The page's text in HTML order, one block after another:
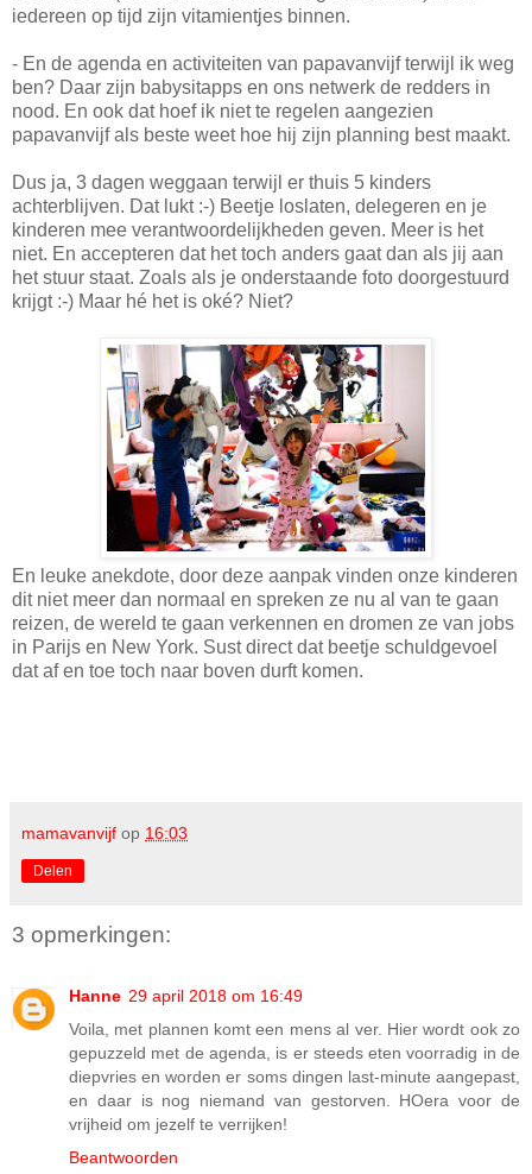
iedereen op tijd zijn vitamientjes binnen.
- En de agenda en activiteiten van papavanvijf terwijl ik weg
ben? Daar zijn babysitapps en ons netwerk de redders in
nood. En ook dat hoef ik niet te regelen aangezien
papavanvijf als beste weet hoe hij zijn planning best maakt.
Dus ja, 3 dagen weggaan terwijl er thuis 5 kinders
achterblijven. Dat lukt :-) Beetje loslaten, delegeren en je
kinderen mee verantwoordelijkheden geven. Meer is het
niet. En accepteren dat het toch anders gaat dan als jij aan
het stuur staat. Zoals als je onderstaande foto doorgestuurd
krijgt :-) Maar hé het is oké? Niet?
En leuke anekdote, door deze aanpak vinden onze kinderen
dit niet meer dan normaal en spreken ze nu al van te gaan
reizen, de wereld te gaan verkennen en dromen ze van jobs
in Parijs en New York. Sust direct dat beetje schuldgevoel
dat af en toe toch naar boven durft komen.
mamavanvijf op 16:03
Delen
3 opmerkingen:
Hanne 29 april 2018 om 16:49
Voila, met plannen komt een mens al ver. Hier wordt ook zo
gepuzzeld met de agenda, is er steeds eten voorradig in de
diepvries en worden er soms dingen last-minute aangepast,
en daar is nog niemand van gestorven. HOera voor de
vrijheid om jezelf te verrijken!
Beantwoorden